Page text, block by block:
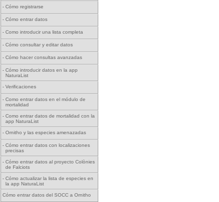
- Cómo registrarse
- Cómo entrar datos
- Como introducir una lista completa
- Cómo consultar y editar datos
- Cómo hacer consultas avanzadas
- Cómo introducir datos en la app
NaturaList
- Verificaciones
- Como entrar datos en el módulo de
mortalidad
- Como entrar datos de mortalidad con la
app NaturaList
- Ornitho y las especies amenazadas
- Cómo entrar datos con localizaciones
precisas
- Cómo entrar datos al proyecto Colònies
de Falciots
- Cómo actualizar la lista de especies en
la app NaturaList
Cómo entrar datos del SOCC a Ornitho